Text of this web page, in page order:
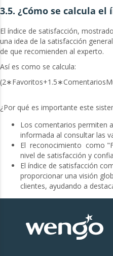
3.5. ¿Cómo se calcula
El índice de satisfacción,
una idea de la satisfacción
de que recomienden al experto.
Así es como se calcula:
¿Por qué es importante este
Los comentarios permiten
informada al consultar las
El reconocimiento como
nivel de satisfacción y
El índice de satisfacción
proporcionar una visión
clientes, ayudando a